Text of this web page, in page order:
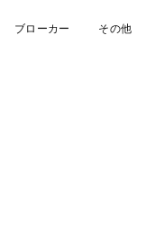
ブローカー その他